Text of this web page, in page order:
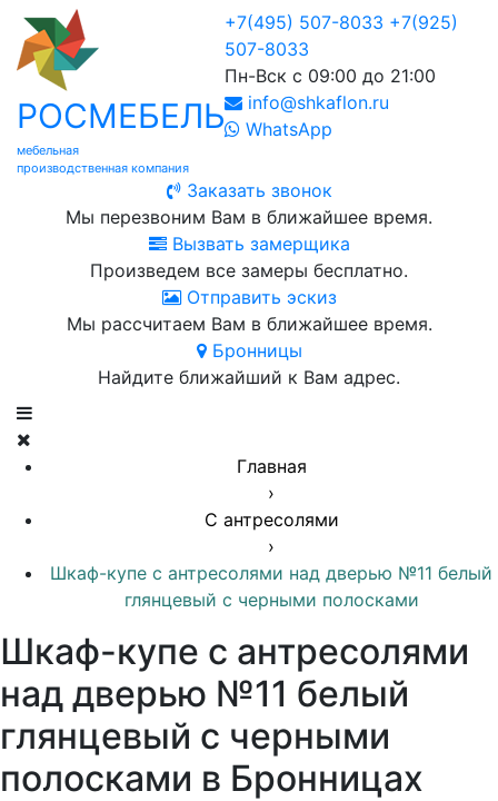
РОСМЕБЕЛЬ
мебельная
производственная компания
+7(495) 507-8033 +7(925)
507-8033
Пн-Вск с 09:00 до 21:00
info@shkaflon.ru
WhatsApp
Заказать звонок
Мы перезвоним Вам в ближайшее время.
Вызвать замерщика
Произведем все замеры бесплатно.
Отправить эскиз
Мы рассчитаем Вам в ближайшее время.
Бронницы
Найдите ближайший к Вам адрес.
Главная
›
С антресолями
›
Шкаф-купе с антресолями над дверью №11 белый
глянцевый с черными полосками
Шкаф-купе с антресолями
над дверью №11 белый
глянцевый с черными
полосками в Бронницах